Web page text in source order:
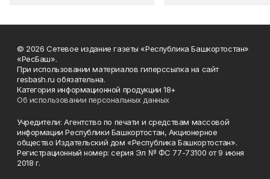
© 2026 Сетевое издание газеты «Республика Башкортостан»
«РесБаш».
При использовании материалов гиперссылка на сайт
resbash.ru обязательна.
Категория информационной продукции 18+
Об использовании персональных данных
Учредители: Агентство по печати и средствам массовой
информации Республики Башкортостан, Акционерное
общество Издательский дом «Республика Башкортостан».
Регистрационный номер: серия Эл № ФС 77-73100 от 9 июня
2018 г.